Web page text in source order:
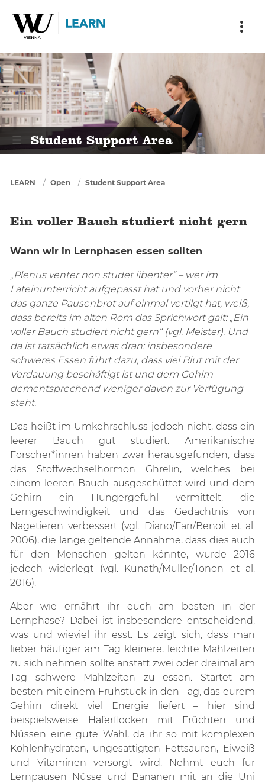
Ein voller Bauch studiert nicht
Student Support Area
You are here
LEARN Open Student Support Area
Ein voller Bauch studiert nicht gern
Wann wir in Lernphasen essen sollten
„Plenus venter non studet libenter“ – wer im
Lateinunterricht aufgepasst hat und vorher nicht
das ganze Pausenbrot auf einmal vertilgt hat, weiß,
dass bereits im alten Rom das Sprichwort galt: „Ein
voller Bauch studiert nicht gern“ (vgl. Meister). Und
da ist tatsächlich etwas dran: insbesondere
schweres Essen führt dazu, dass viel Blut mit der
Verdauung beschäftigt ist und dem Gehirn
dementsprechend weniger davon zur Verfügung
steht.
Das heißt im Umkehrschluss jedoch nicht, dass ein
leerer Bauch gut studiert. Amerikanische
Forscher*innen haben zwar herausgefunden, dass
das Stoffwechselhormon Ghrelin, welches bei
einem leeren Bauch ausgeschüttet wird und dem
Gehirn ein Hungergefühl vermittelt, die
Lerngeschwindigkeit und das Gedächtnis von
Nagetieren verbessert (vgl. Diano/Farr/Benoit et al.
2006), die lange geltende Annahme, dass dies auch
für den Menschen gelten könnte, wurde 2016
jedoch widerlegt (vgl. Kunath/Müller/Tonon et al.
2016).
Aber wie ernährt ihr euch am besten in der
Lernphase? Dabei ist insbesondere entscheidend,
was und wieviel ihr esst. Es zeigt sich, dass man
lieber häufiger am Tag kleinere, leichte Mahlzeiten
zu sich nehmen sollte anstatt zwei oder dreimal am
Tag schwere Mahlzeiten zu essen. Startet am
besten mit einem Frühstück in den Tag, das eurem
Gehirn direkt viel Energie liefert – hier sind
beispielsweise Haferflocken mit Früchten und
Nüssen eine gute Wahl, da ihr so mit komplexen
Kohlenhydraten, ungesättigten Fettsäuren, Eiweiß
und Vitaminen versorgt wird. Nehmt euch für
Lernpausen Nüsse und Bananen mit an die Uni